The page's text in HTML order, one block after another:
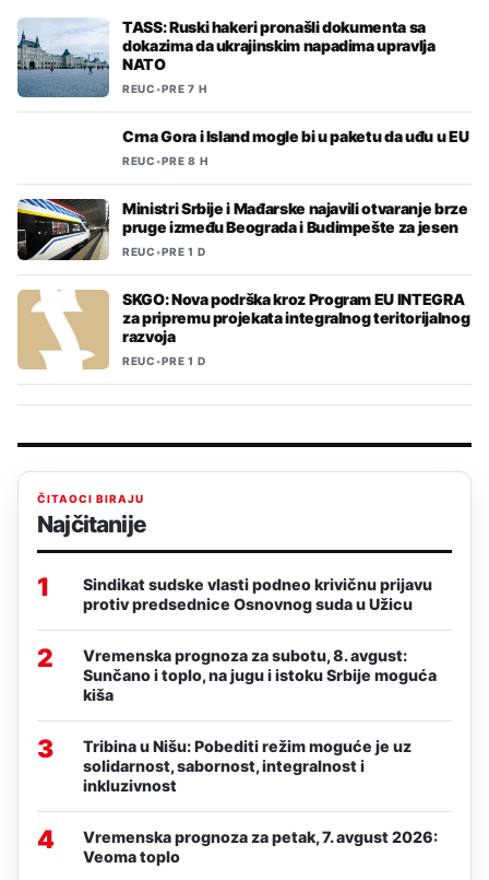
TASS: Ruski hakeri pronašli dokumenta sa
dokazima da ukrajinskim napadima upravlja
NATO
REUC•PRE 7 H
Crna Gora i Island mogle bi u paketu da uđu u EU
REUC•PRE 8 H
Ministri Srbije i Mađarske najavili otvaranje brze
pruge između Beograda i Budimpešte za jesen
REUC•PRE 1 D
SKGO: Nova podrška kroz Program EU INTEGRA
za pripremu projekata integralnog teritorijalnog
razvoja
REUC•PRE 1 D
ČITAOCI BIRAJU
Najčitanije
1
Sindikat sudske vlasti podneo krivičnu prijavu
protiv predsednice Osnovnog suda u Užicu
2
Vremenska prognoza za subotu, 8. avgust:
Sunčano i toplo, na jugu i istoku Srbije moguća
kiša
3
Tribina u Nišu: Pobediti režim moguće je uz
solidarnost, sabornost, integralnost i
inkluzivnost
4
Vremenska prognoza za petak, 7. avgust 2026:
Veoma toplo